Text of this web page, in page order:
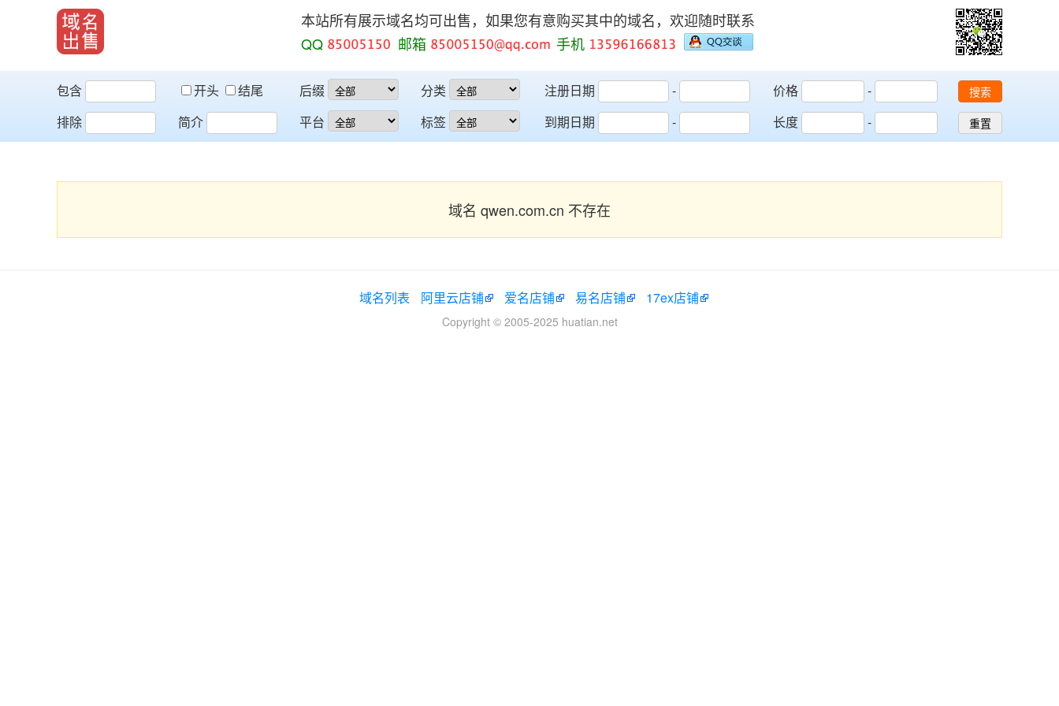
本站所有展示域名均可出售，如果您有意购买其中的域名，欢迎随时联系
QQ
邮箱 手机
包含 开头
结尾
排除
简介
后缀
平台
分类
标签
注册日期
-
到期日期
-
价格
-
长度
-
搜索
重置
域名 qwen.com.cn 不存在
域名列表 阿里云店铺 爱名店铺 易名店铺 17ex店铺
Copyright © 2005-2025 huatian.net